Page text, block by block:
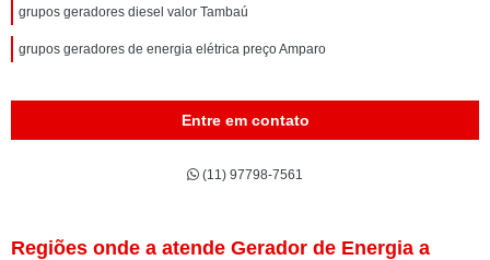
grupos geradores diesel valor Tambaú
grupos geradores de energia elétrica preço Amparo
Entre em contato
(11) 97798-7561
Regiões onde a atende Gerador de Energia a